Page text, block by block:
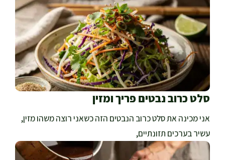
סלט כרוב נבטים פריך ומזין
אני מכינה את סלט כרוב הנבטים הזה כשאני רוצה משהו מזין,
עשיר בערכים תזונתיים,